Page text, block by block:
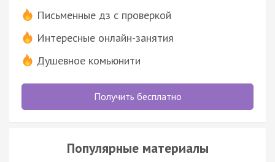
Письменные дз с проверкой
Интересные онлайн-занятия
Душевное комьюнити
Получить бесплатно
Популярные материалы